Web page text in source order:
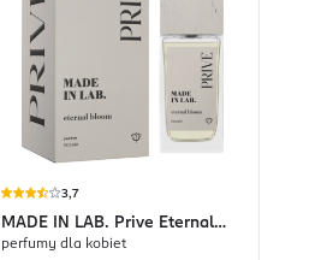
3,7
MADE IN LAB. Prive Eternal
Bloom
perfumy dla kobiet